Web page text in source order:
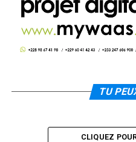
TU
CLIQUEZ